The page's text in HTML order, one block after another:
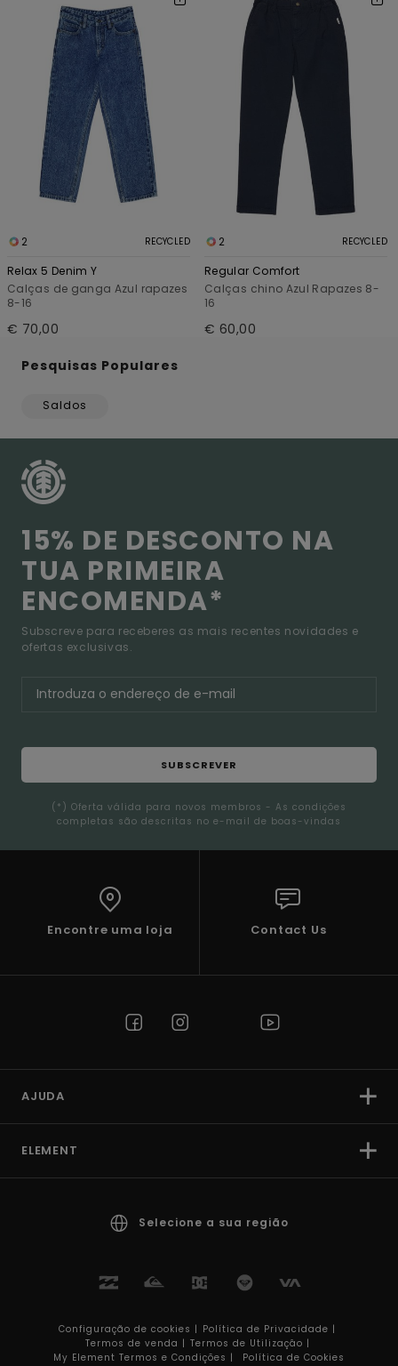
2 RECYCLED
Relax 5 Denim Y
Calças de ganga Azul rapazes
8-16
€ 70,00
2 RECYCLED
Regular Comfort
Calças chino Azul Rapazes 8-
16
€ 60,00
Pesquisas Populares
Saldos
15% DE DESCONTO NA
TUA PRIMEIRA
ENCOMENDA*
Subscreve para receberes as mais recentes novidades e
ofertas exclusivas.
SUBSCREVER
(*) Oferta válida para novos membros - As condições
completas são descritas no e-mail de boas-vindas
Encontre uma loja Contact Us
AJUDA
ELEMENT
Selecione a sua região
Configuração de cookies | Política de Privacidade |
Termos de venda | Termos de Utilizaçâo |
My Element Termos e Condições |
Política de Cookies